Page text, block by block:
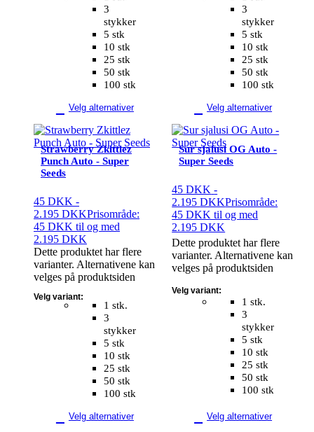
3
stykker
5 stk
10 stk
25 stk
50 stk
100 stk
Velg alternativer
3
stykker
5 stk
10 stk
25 stk
50 stk
100 stk
Velg alternativer
Strawberry Zkittlez
Punch Auto - Super
Seeds
45 DKK -
2.195 DKKPrisområde:
45 DKK til og med
2.195 DKK
1 stk.
3
stykker
5 stk
10 stk
25 stk
50 stk
100 stk
Velg variant:
Velg alternativer
Dette produktet har flere
varianter. Alternativene kan
velges på produktsiden
Sur sjalusi OG Auto -
Super Seeds
45DKK -
2.195DKKPrisområde:
45 DKK til og med
2.195 DKK
1 stk.
3
stykker
5 stk
10 stk
25 stk
50 stk
100 stk
Velg variant:
Velg alternativer
Dette produktet har flere
varianter. Alternativene kan
velges på produktsiden